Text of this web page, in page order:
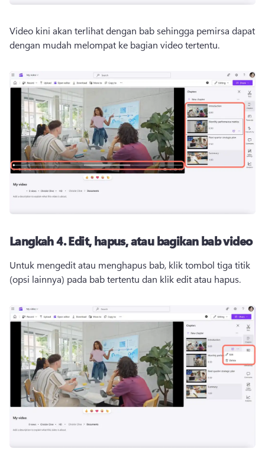
Video kini akan terlihat dengan bab sehingga pemirsa dapat
dengan mudah melompat ke bagian video tertentu.
Langkah 4.Edit, hapus, atau bagikan bab video
Untuk mengedit atau menghapus bab, klik tombol tiga titik
(opsi lainnya) pada bab tertentu dan klik edit atau hapus.